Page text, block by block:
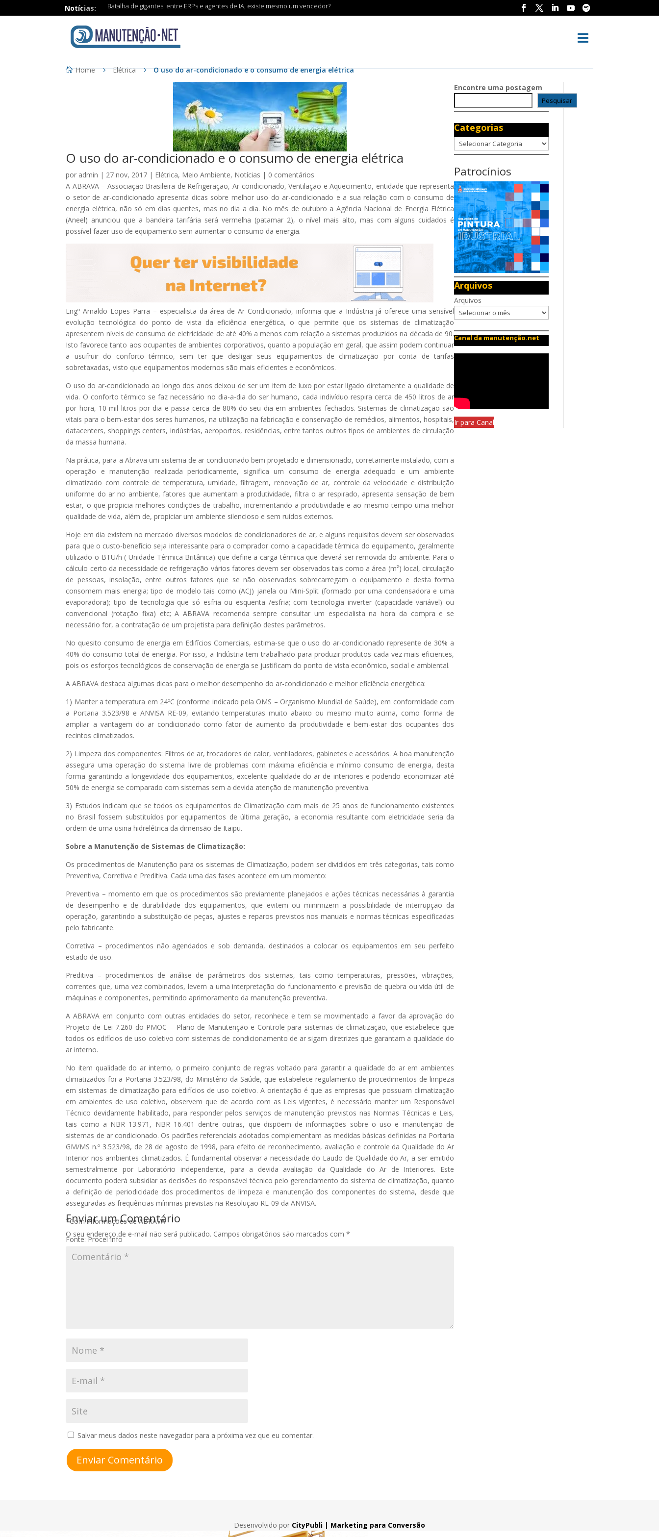
Notícias: Batalha de gigantes: entre ERPs e agentes de IA, existe mesmo um vencedor?

Home Elétrica O uso do ar-condicionado e o consumo de energia elétrica
O uso do ar-condicionado e o consumo de energia elétrica
por admin | 27 nov, 2017 | Elétrica, Meio Ambiente, Notícias | 0 comentários
A ABRAVA – Associação Brasileira de Refrigeração, Ar-condicionado, Ventilação e Aquecimento, entidade que representa
o setor de ar-condicionado apresenta dicas sobre melhor uso do ar-condicionado e a sua relação com o consumo de
energia elétrica, não só em dias quentes, mas no dia a dia. No mês de outubro a Agência Nacional de Energia Elétrica
(Aneel) anunciou que a bandeira tarifária será vermelha (patamar 2), o nível mais alto, mas com alguns cuidados é
possível fazer uso de equipamento sem aumentar o consumo da energia.
Engº Arnaldo Lopes Parra – especialista da área de Ar Condicionado, informa que a Indústria já oferece uma sensível
evolução tecnológica do ponto de vista da eficiência energética, o que permite que os sistemas de climatização
apresentem níveis de consumo de eletricidade de até 40% a menos com relação a sistemas produzidos na década de 90.
Isto favorece tanto aos ocupantes de ambientes corporativos, quanto a população em geral, que assim podem continuar
a usufruir do conforto térmico, sem ter que desligar seus equipamentos de climatização por conta de tarifas
sobretaxadas, visto que equipamentos modernos são mais eficientes e econômicos.
O uso do ar-condicionado ao longo dos anos deixou de ser um item de luxo por estar ligado diretamente a qualidade de
vida. O conforto térmico se faz necessário no dia-a-dia do ser humano, cada indivíduo respira cerca de 450 litros de ar
por hora, 10 mil litros por dia e passa cerca de 80% do seu dia em ambientes fechados. Sistemas de climatização são
vitais para o bem-estar dos seres humanos, na utilização na fabricação e conservação de remédios, alimentos, hospitais,
datacenters, shoppings centers, indústrias, aeroportos, residências, entre tantos outros tipos de ambientes de circulação
da massa humana.
Na prática, para a Abrava um sistema de ar condicionado bem projetado e dimensionado, corretamente instalado, com a
operação e manutenção realizada periodicamente, significa um consumo de energia adequado e um ambiente
climatizado com controle de temperatura, umidade, filtragem, renovação de ar, controle da velocidade e distribuição
uniforme do ar no ambiente, fatores que aumentam a produtividade, filtra o ar respirado, apresenta sensação de bem
estar, o que propicia melhores condições de trabalho, incrementando a produtividade e ao mesmo tempo uma melhor
qualidade de vida, além de, propiciar um ambiente silencioso e sem ruídos externos.
Hoje em dia existem no mercado diversos modelos de condicionadores de ar, e alguns requisitos devem ser observados
para que o custo-benefício seja interessante para o comprador como a capacidade térmica do equipamento, geralmente
utilizado o BTU/h ( Unidade Térmica Britânica) que define a carga térmica que deverá ser removida do ambiente. Para o
cálculo certo da necessidade de refrigeração vários fatores devem ser observados tais como a área (m²) local, circulação
de pessoas, insolação, entre outros fatores que se não observados sobrecarregam o equipamento e desta forma
consomem mais energia; tipo de modelo tais como (ACJ) janela ou Mini-Split (formado por uma condensadora e uma
evaporadora); tipo de tecnologia que só esfria ou esquenta /esfria; com tecnologia inverter (capacidade variável) ou
convencional (rotação fixa) etc; A ABRAVA recomenda sempre consultar um especialista na hora da compra e se
necessário for, a contratação de um projetista para definição destes parâmetros.
No quesito consumo de energia em Edifícios Comerciais, estima-se que o uso do ar-condicionado represente de 30% a
40% do consumo total de energia. Por isso, a Indústria tem trabalhado para produzir produtos cada vez mais eficientes,
pois os esforços tecnológicos de conservação de energia se justificam do ponto de vista econômico, social e ambiental.
A ABRAVA destaca algumas dicas para o melhor desempenho do ar-condicionado e melhor eficiência energética:
1) Manter a temperatura em 24ºC (conforme indicado pela OMS – Organismo Mundial de Saúde), em conformidade com
a Portaria 3.523/98 e ANVISA RE-09, evitando temperaturas muito abaixo ou mesmo muito acima, como forma de
ampliar a vantagem do ar condicionado como fator de aumento da produtividade e bem-estar dos ocupantes dos
recintos climatizados.
2) Limpeza dos componentes: Filtros de ar, trocadores de calor, ventiladores, gabinetes e acessórios. A boa manutenção
assegura uma operação do sistema livre de problemas com máxima eficiência e mínimo consumo de energia, desta
forma garantindo a longevidade dos equipamentos, excelente qualidade do ar de interiores e podendo economizar até
50% de energia se comparado com sistemas sem a devida atenção de manutenção preventiva.
3) Estudos indicam que se todos os equipamentos de Climatização com mais de 25 anos de funcionamento existentes
no Brasil fossem substituídos por equipamentos de última geração, a economia resultante com eletricidade seria da
ordem de uma usina hidrelétrica da dimensão de Itaipu.
Sobre a Manutenção de Sistemas de Climatização:
Os procedimentos de Manutenção para os sistemas de Climatização, podem ser divididos em três categorias, tais como
Preventiva, Corretiva e Preditiva. Cada uma das fases acontece em um momento:
Preventiva – momento em que os procedimentos são previamente planejados e ações técnicas necessárias à garantia
de desempenho e de durabilidade dos equipamentos, que evitem ou minimizem a possibilidade de interrupção da
operação, garantindo a substituição de peças, ajustes e reparos previstos nos manuais e normas técnicas especificadas
pelo fabricante.
Corretiva – procedimentos não agendados e sob demanda, destinados a colocar os equipamentos em seu perfeito
estado de uso.
Preditiva – procedimentos de análise de parâmetros dos sistemas, tais como temperaturas, pressões, vibrações,
correntes que, uma vez combinados, levem a uma interpretação do funcionamento e previsão de quebra ou vida útil de
máquinas e componentes, permitindo aprimoramento da manutenção preventiva.
A ABRAVA em conjunto com outras entidades do setor, reconhece e tem se movimentado a favor da aprovação do
Projeto de Lei 7.260 do PMOC – Plano de Manutenção e Controle para sistemas de climatização, que estabelece que
todos os edifícios de uso coletivo com sistemas de condicionamento de ar sigam diretrizes que garantam a qualidade do
ar interno.
No item qualidade do ar interno, o primeiro conjunto de regras voltado para garantir a qualidade do ar em ambientes
climatizados foi a Portaria 3.523/98, do Ministério da Saúde, que estabelece regulamento de procedimentos de limpeza
em sistemas de climatização para edifícios de uso coletivo. A orientação é que as empresas que possuam climatização
em ambientes de uso coletivo, observem que de acordo com as Leis vigentes, é necessário manter um Responsável
Técnico devidamente habilitado, para responder pelos serviços de manutenção previstos nas Normas Técnicas e Leis,
tais como a NBR 13.971, NBR 16.401 dentre outras, que dispõem de informações sobre o uso e manutenção de
sistemas de ar condicionado. Os padrões referenciais adotados complementam as medidas básicas definidas na Portaria
GM/MS n.º 3.523/98, de 28 de agosto de 1998, para efeito de reconhecimento, avaliação e controle da Qualidade do Ar
Interior nos ambientes climatizados. É fundamental observar a necessidade do Laudo de Qualidade do Ar, a ser emitido
semestralmente por Laboratório independente, para a devida avaliação da Qualidade do Ar de Interiores. Este
documento poderá subsidiar as decisões do responsável técnico pelo gerenciamento do sistema de climatização, quanto
a definição de periodicidade dos procedimentos de limpeza e manutenção dos componentes do sistema, desde que
asseguradas as frequências mínimas previstas na Resolução RE-09 da ANVISA.
*Com informações de ABRAVA
Fonte: Procel Info
Enviar um Comentário
O seu endereço de e-mail não será publicado. Campos obrigatórios são marcados com*
Salvar meus dados neste navegador para a próxima vez que eu comentar.
Enviar Comentário
Encontre uma postagem
Pesquisar
Categorias
Categorias
Patrocínios
Arquivos
Arquivos
Canal da manutenção.net
Ir para Canal
Desenvolvido por CityPubli | Marketing para Conversão